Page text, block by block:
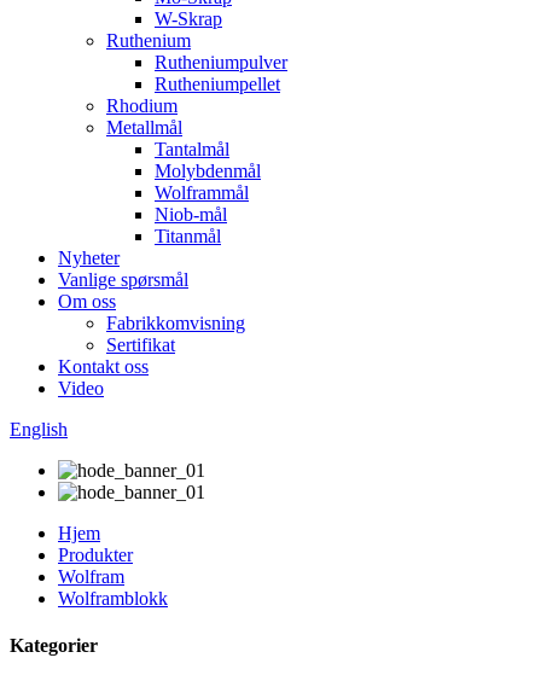
W-Skrap
Ruthenium
Rutheniumpulver
Rutheniumpellet
Rhodium
Metallmål
Tantalmål
Molybdenmål
Wolframmål
Niob-mål
Titanmål
Nyheter
Vanlige spørsmål
Om oss
Fabrikkomvisning
Sertifikat
Kontakt oss
Video
English
Hjem
Produkter
Wolfram
Wolframblokk
Kategorier